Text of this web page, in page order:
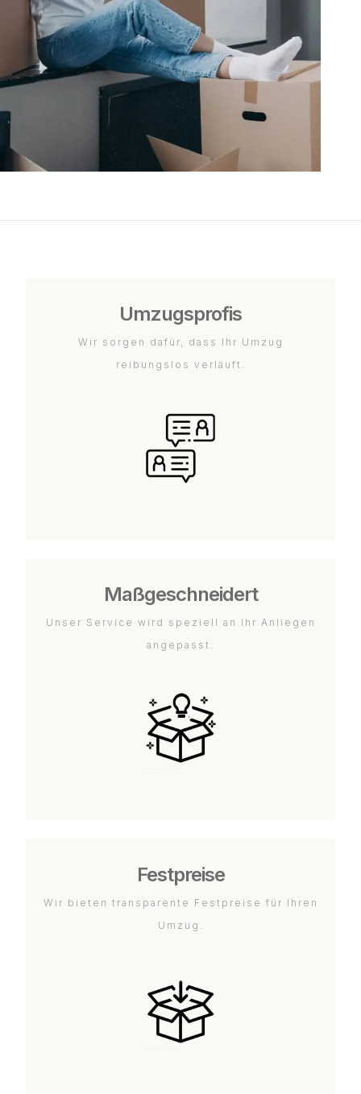
Umzugsprofis
Wir sorgen dafür, dass Ihr Umzug
reibungslos verläuft.
Maßgeschneidert
Unser Service wird speziell an Ihr Anliegen
angepasst.
Festpreise
Wir bieten transparente Festpreise für Ihren
Umzug.